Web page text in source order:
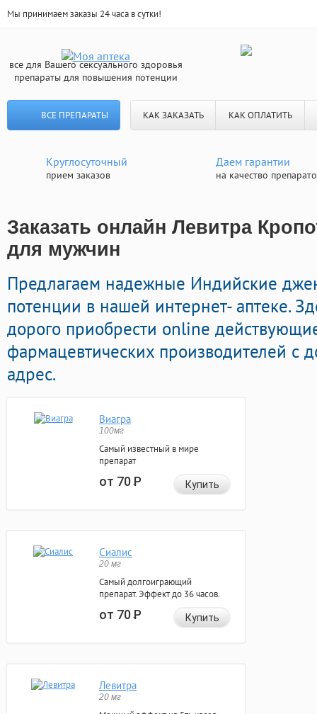
Мы принимаем заказы 24 часа в сутки!
все для Вашего сексуального здоровья
препараты для повышения потенции
ВСЕ ПРЕПАРАТЫ КАК ЗАКАЗАТЬ КАК ОПЛАТИТЬ
Круглосуточный
прием заказов
Даем гарантии
на качество
Заказать онлайн Левитра
для мужчин
Предлагаем надежные Индийские
потенции в нашей интернет- аптеке.
дорого приобрести online
фармацевтических производителей с
адрес.
Виагра
100мг
Самый известный в мире
препарат
от 70Р Купить
Сиалис
20 мг
Самый долгоиграющий
препарат. Эффект до 36 часов.
от 70Р Купить
Левитра
20 мг